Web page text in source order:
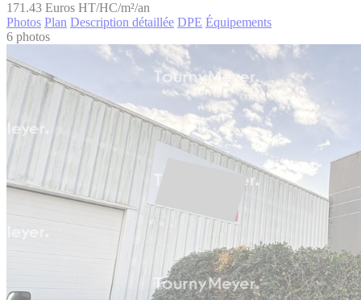
171.43 Euros HT/HC/m²/an
Photos Plan Description détaillée DPE Équipements
6 photos